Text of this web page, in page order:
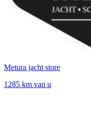
Metura jacht store
1285 km van u